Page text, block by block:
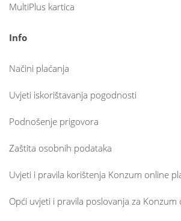
MultiPlus kartica
Info
Načini plaćanja
Uvjeti iskorištavanja pogodnosti
Podnošenje prigovora
Zaštita osobnih podataka
Uvjeti i pravila korištenja Konzum online
Opći uvjeti i pravila poslovanja za